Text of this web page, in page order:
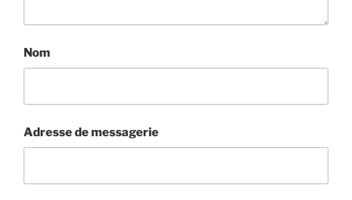
Nom
Adresse de messagerie